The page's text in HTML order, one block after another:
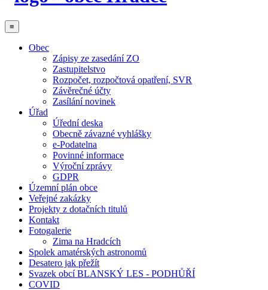
≡
Obec
Zápisy ze zasedání ZO
Zastupitelstvo
Rozpočet, rozpočtová opatření, SVR
Závěrečné účty
Zasílání novinek
Úřad
Úřední deska
Obecně závazné vyhlášky
e-Podatelna
Povinné informace
Výroční zprávy
GDPR
Územní plán obce
Veřejné zakázky
Projekty z dotačních titulů
Kontakt
Fotogalerie
Zima na Hradcích
Spolek amatérských astronomů
Desatero jak přežít
Svazek obcí BLANSKÝ LES - PODHŮŘÍ
COVID